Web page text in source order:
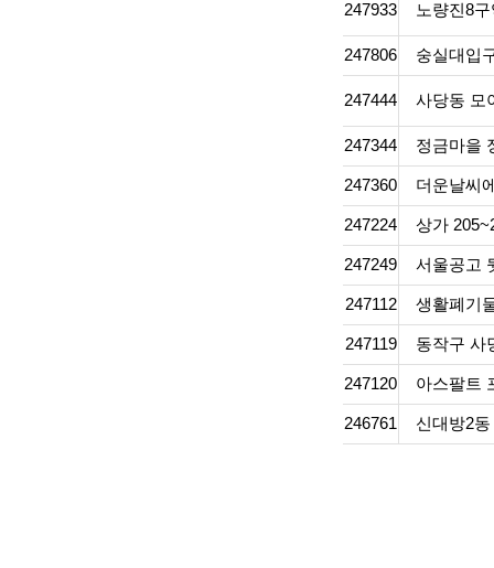
247933 노량진8
247806 숭실대입
247444 사당동 모
247344 정금마을
247360 더운날씨
247224 상가
247249 서울공고
247112 생활폐기
247119 동작구 사
247120 아스팔트
246761 신대방2